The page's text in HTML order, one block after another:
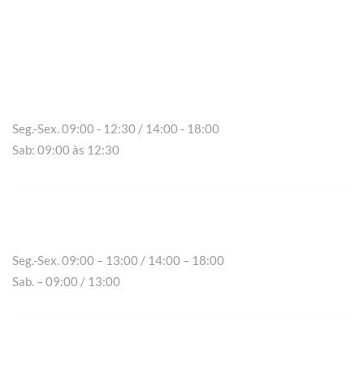
Seg.-Sex. 09:00 - 12:30 / 14:00 - 18:00
Sab: 09:00 às 12:30
Seg.-Sex. 09:00 – 13:00 / 14:00 – 18:00
Sab. – 09:00 / 13:00